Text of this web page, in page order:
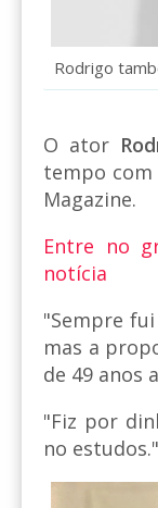
Rodrigo
O ator
tempo
Magazine.
Entre no
notícia
"Sempre
mas a
de 49 anos
"Fiz por
no estudos."